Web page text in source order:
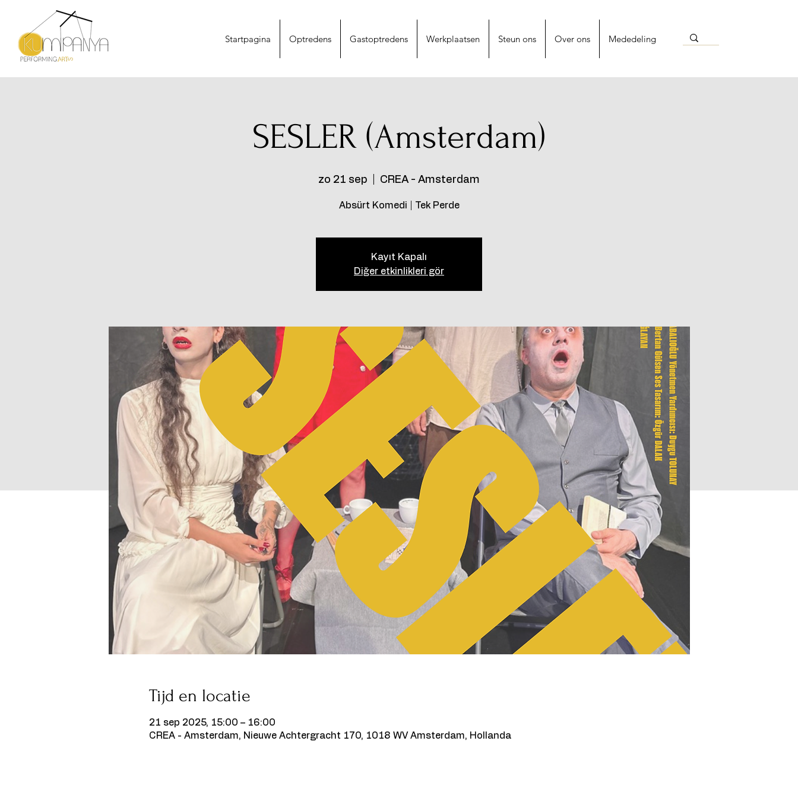
Startpagina Optredens Gastoptredens Werkplaatsen Steun ons Over ons Mededeling
SESLER (Amsterdam)
zo 21 sep CREA - Amsterdam
Absürt Komedi | Tek Perde
Kayıt Kapalı
Diğer etkinlikleri gör
Tijd en locatie
21 sep 2025, 15:00 – 16:00
CREA - Amsterdam, Nieuwe Achtergracht 170, 1018 WV Amsterdam, Hollanda